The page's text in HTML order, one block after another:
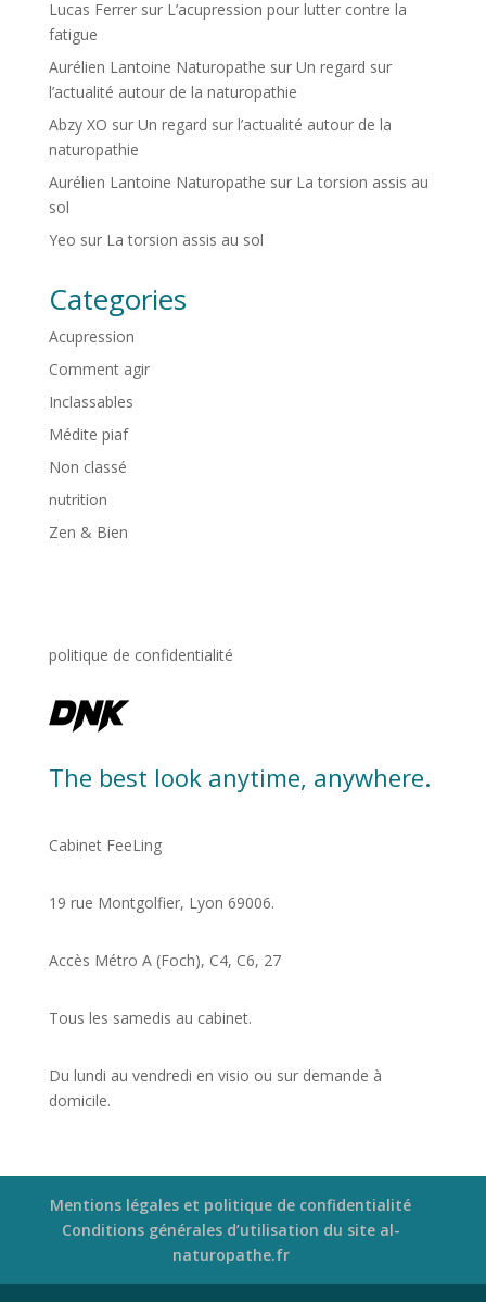
Lucas Ferrersur L’acupression pour lutter contre la
fatigue
Aurélien Lantoine Naturopathe sur Un regard sur
l’actualité autour de la naturopathie
Abzy XO sur Un regard sur l’actualité autour de la
naturopathie
Aurélien Lantoine Naturopathe sur La torsion assis au
sol
Yeo sur La torsion assis au sol
Categories
Acupression
Comment agir
Inclassables
Médite piaf
Non classé
nutrition
Zen & Bien
politique de confidentialité
The best look anytime, anywhere.
Cabinet FeeLing
19 rue Montgolfier, Lyon 69006.
Accès Métro A (Foch), C4, C6, 27
Tous les samedis au cabinet.
Du lundi au vendredi en visio ou sur demande à
domicile.
Mentions légales et politique de confidentialité
Conditions générales d’utilisation du site al-
naturopathe.fr